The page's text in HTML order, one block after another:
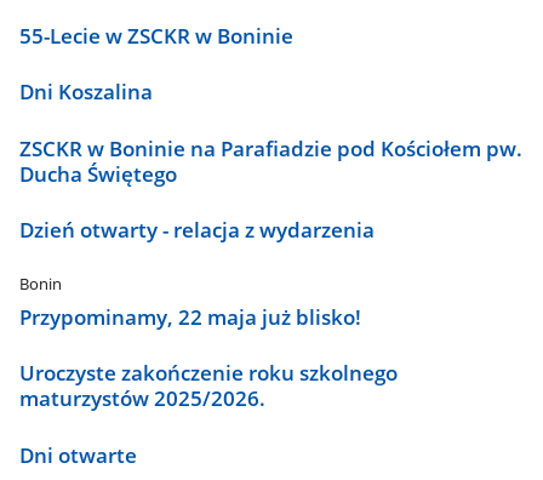
55-Lecie w ZSCKR w Boninie
Dni Koszalina
ZSCKR w Boninie na Parafiadzie pod Kościołem pw.
Ducha Świętego
Dzień otwarty - relacja z wydarzenia
Bonin
Przypominamy, 22 maja już blisko!
Uroczyste zakończenie roku szkolnego
maturzystów 2025/2026.
Dni otwarte